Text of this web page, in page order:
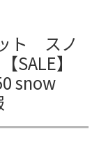
ト スノ
SALE】
snow